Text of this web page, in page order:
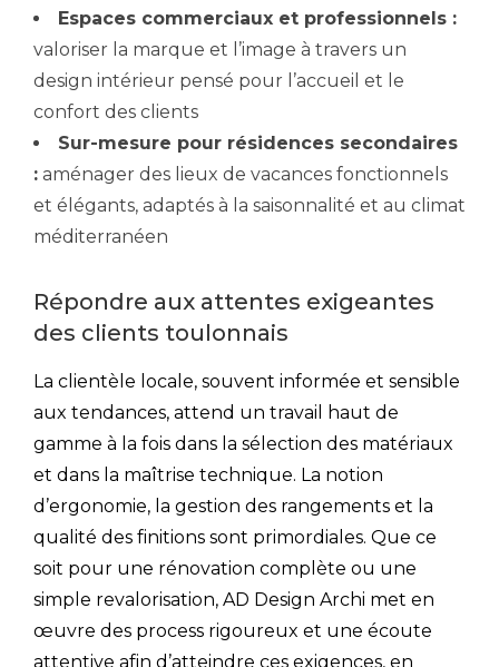
Espaces commerciaux et professionnels :
valoriser la marque et l’image à travers un
design intérieur pensé pour l’accueil et le
confort des clients
Sur-mesure pour résidences secondaires
: aménager des lieux de vacances fonctionnels
et élégants, adaptés à la saisonnalité et au climat
méditerranéen
Répondre aux attentes exigeantes
des clients toulonnais
La clientèle locale, souvent informée et sensible
aux tendances, attend un travail haut de
gamme à la fois dans la sélection des matériaux
et dans la maîtrise technique. La notion
d’ergonomie, la gestion des rangements et la
qualité des finitions sont primordiales. Que ce
soit pour une rénovation complète ou une
simple revalorisation, AD Design Archi met en
œuvre des process rigoureux et une écoute
attentive afin d’atteindre ces exigences, en